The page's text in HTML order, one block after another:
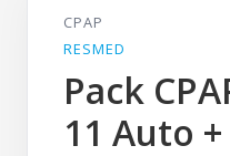
CPAP
RESMED
Pack
11 Auto